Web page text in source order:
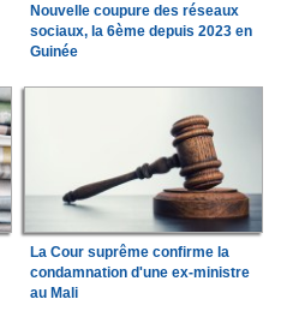
Nouvelle coupure des réseaux
sociaux, la 6ème depuis 2023 en
Guinée
La Cour suprême confirme la
condamnation d'une ex-ministre
au Mali